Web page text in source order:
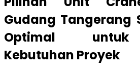
Gudang Tangerang
Optimal untuk
Kebutuhan Proyek